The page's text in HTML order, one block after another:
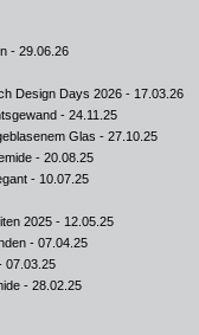
- 29.06.26
Design Days 2026 - 17.03.26
- 24.11.25
Glas - 27.10.25
- 20.08.25
- 10.07.25
2025 - 12.05.25
- 07.04.25
07.03.25
- 28.02.25